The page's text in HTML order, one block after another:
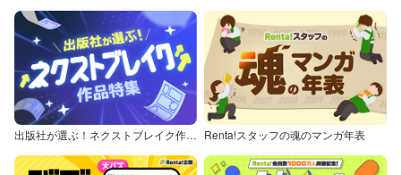
出版社が選ぶ！ネクストブレイク作品特集 Renta!スタッフの魂のマンガ年表